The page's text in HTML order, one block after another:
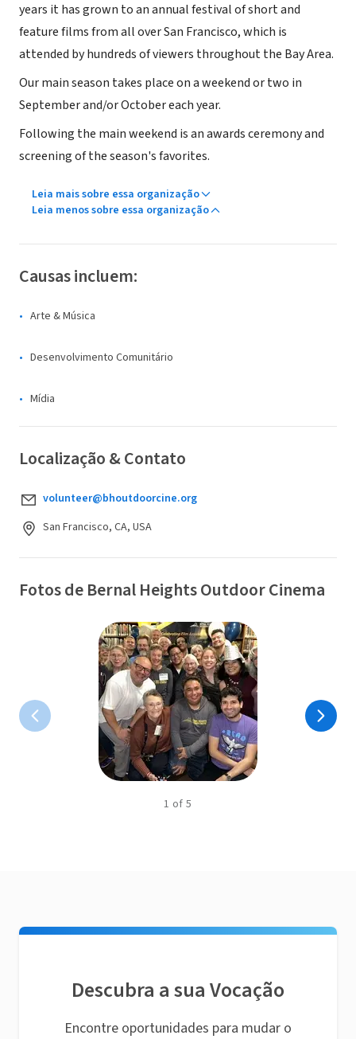
years it has grown to an annual festival of short and
feature films from all over San Francisco, which is
attended by hundreds of viewers throughout the Bay Area.
Our main season takes place on a weekend or two in
September and/or October each year.
Following the main weekend is an awards ceremony and
screening of the season's favorites.
Leia mais sobre essa organização
Leia menos sobre essa organização
Causas incluem:
Arte & Música
Desenvolvimento Comunitário
Mídia
Localização & Contato
volunteer@bhoutdoorcine.org
San Francisco, CA, USA
Fotos de Bernal Heights Outdoor Cinema
1 of5
Descubra a sua Vocação
Encontre oportunidades para mudar o